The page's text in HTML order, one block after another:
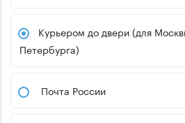
Курьером до двери (для Москвы и Санкт-
Петербурга)
Почта России